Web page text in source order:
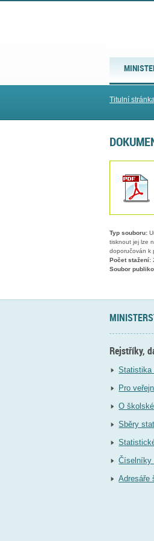
Titulní
Typ souboru:
tisknout jej lze
doporučován k
Počet stažení:
Soubor
Rejstříky,
Pro
O
Sběry
Číselníky
Adresáře